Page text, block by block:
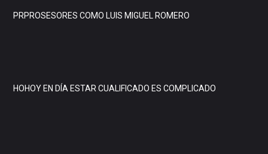
PRPROSESORES COMO LUIS MIGUEL ROMERO
HOHOY EN DÍA ESTAR CUALIFICADO ES COMPLICADO